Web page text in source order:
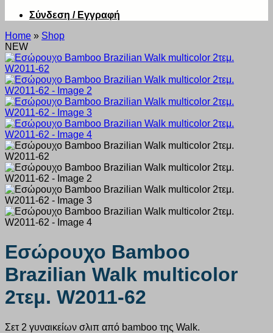
Σύνδεση / Εγγραφή
Home » Shop
NEW
Εσώρουχο Bamboo
Brazilian Walk multicolor
2τεμ. W2011-62
Σετ 2 γυναικείων σλιπ από bamboo της Walk.